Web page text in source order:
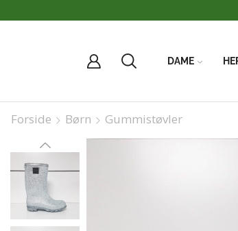
DAME
Forside Børn Gummistøvler